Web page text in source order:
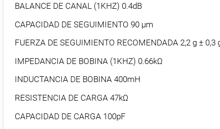
BALANCE DE CANAL (1KHZ) 0.4dB
CAPACIDAD DE SEGUIMIENTO 90 μm
FUERZA DE SEGUIMIENTO RECOMENDADA 2,2 g ± 0,3
IMPEDANCIA DE BOBINA (1KHZ) 0.66kΩ
INDUCTANCIA DE BOBINA 400mH
RESISTENCIA DE CARGA 47kΩ
CAPACIDAD DE CARGA 100pF